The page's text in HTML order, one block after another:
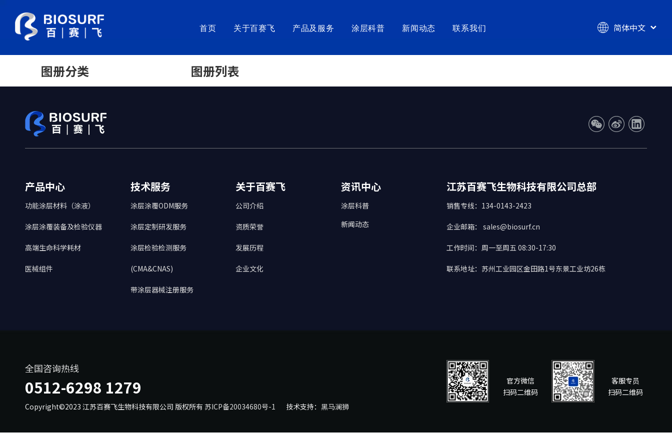
首页 关于百赛飞 产品及服务
功能涂层材料（涂液）
SurfLubri®亲水润滑涂层系列
Clotclear®肝素抗凝血涂层
Baclear®抗细菌黏附/润滑双效涂层
Bashock® 抗菌涂层
SurfClean®抗结晶涂层
药物释放涂层
涂层涂覆装备及检验仪器
涂层涂覆设备
涂层涂覆产线
泥鳅导丝
LiquiFree® 低吸附吸液头
涂层定制研发服务
涂层科普 新闻动态 联系我们
简体中文
图册分类 图册列表
产品中心
功能涂层材料（涂液）
涂层涂覆装备及检验仪器
高端生命科学耗材
医械组件
技术服务
涂层涂覆ODM服务
涂层定制研发服务
涂层检验检测服务
(CMA&CNAS)
带涂层器械注册服务
关于百赛飞
公司介绍
资质荣誉
发展历程
企业文化
资讯中心
涂层科普
新闻动态
江苏百赛飞生物科技有限公司总部
销售专线：134-0143-2423
企业邮箱： sales@biosurf.cn
工作时间：周一至周五 08:30-17:30
联系地址：苏州工业园区金田路1号东景工业坊26栋
全国咨询热线
0512-6298 1279
Copyright©2023 江苏百赛飞生物科技有限公司 版权所有苏ICP备20034680号-1 技术支持： 黑马澜狮
官方微信
扫码二维码
客服专员
扫码二维码